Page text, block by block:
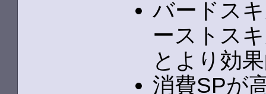
バードス
ーストス
とより効
消費SPが